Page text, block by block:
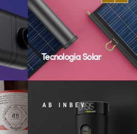
Tecnologia Solar
AB INBEV